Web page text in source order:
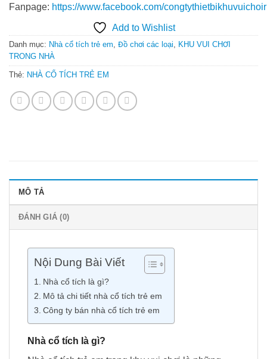
Fanpage: https://www.facebook.com/
Add to Wishlist
Danh mục: Nhà cổ tích trẻ em Đồ chơi các loại
KHU VUI CHƠI
TRONG NHÀ
Thẻ: NHÀ CỔ TÍCH TRẺ EM
MÔ TẢ
ĐÁNH GIÁ (0)
Nội Dung Bài Viết
Nhà cổ tích là gì?
Mô tả chi tiết nhà cổ tích trẻ em
Công ty bán nhà cổ tích trẻ em
Nhà cổ tích là gì?